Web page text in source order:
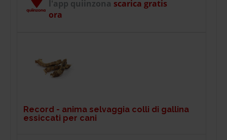
l'app quiinzona scarica gratis
ora
Record - anima selvaggia colli di gallina
essiccati per cani